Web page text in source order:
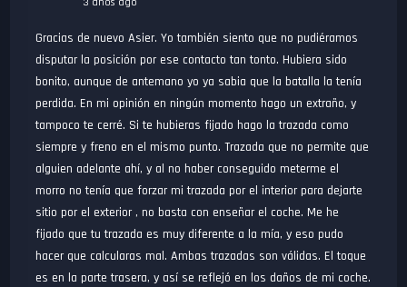
Gracias de nuevo Asier. Yo también siento que no pudiéramos
disputar la posición por ese contacto tan tonto. Hubiera sido
bonito, aunque de antemano yo ya sabia que la batalla la tenía
perdida. En mi opinión en ningún momento hago un extraño, y
tampoco te cerré. Si te hubieras fijado hago la trazada como
siempre y freno en el mismo punto. Trazada que no permite que
alguien adelante ahí, y al no haber conseguido meterme el
morro no tenía que forzar mi trazada por el interior para dejarte
sitio por el exterior , no basta con enseñar el coche. Me he
fijado que tu trazada es muy diferente a la mía, y eso pudo
hacer que calcularas mal. Ambas trazadas son válidas. El toque
es en la parte trasera, y así se reflejó en los daños de mi coche.